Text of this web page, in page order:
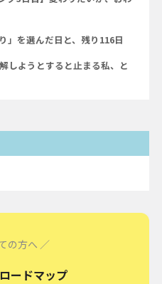
」を選んだ日と、残り116日
しようとすると止まる私、と
の方へ ／
ードマップ